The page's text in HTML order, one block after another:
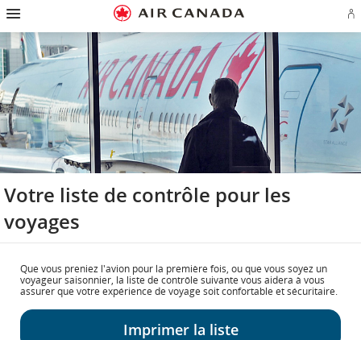
Passez
la
page
d'accueil
Passer
la
navigation
principale
Passer
contenu
Passez
champ
de
recherche
Passer
liens
en
bas
de
page
Passer
plan
du
site
Passer
Pour
nous
joindre
ou
Votre liste de contrôle pour les
voyages
Que vous preniez l'avion pour la première fois, ou que vous soyez un
voyageur saisonnier, la liste de contrôle suivante vous aidera à vous
assurer que votre expérience de voyage soit confortable et sécuritaire.
Imprimer la liste